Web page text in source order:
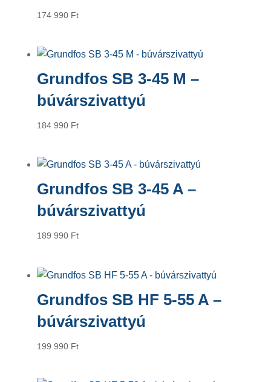
174 990 Ft
Grundfos SB 3-45 M –
búvárszivattyú
184 990 Ft
Grundfos SB 3-45 A –
búvárszivattyú
189 990 Ft
Grundfos SB HF 5-55 A –
búvárszivattyú
199 990 Ft